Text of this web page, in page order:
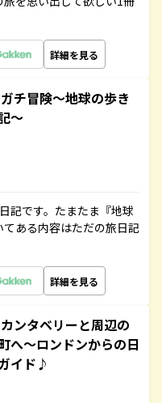
詳細を見る
チ冒険～地球の歩き
～
記です。たまたま『地球
ある内容はただの旅日記
詳細を見る
ンタベリーと周辺の
へ～ロンドンからの日
イド♪